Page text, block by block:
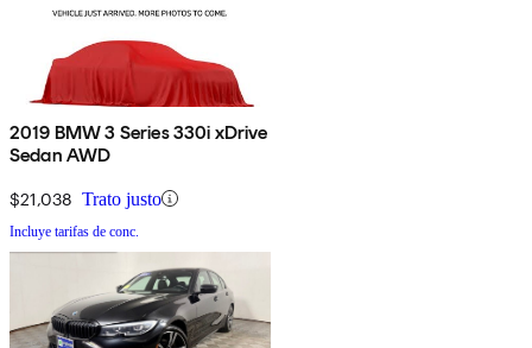
2019 BMW 3 Series 330i xDrive
Sedan AWD
$21,038 Trato justo
Incluye tarifas de conc.